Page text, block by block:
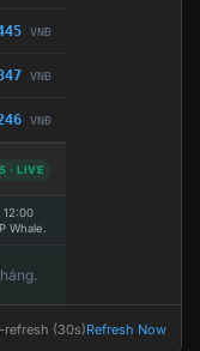
VNĐ
VNĐ
VNĐ
· LIVE
12:00
Whale.
refresh (30s)Refresh Now